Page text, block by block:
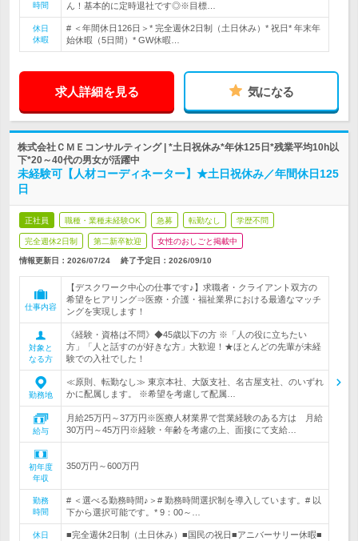
時間
ん！基本的に定時退社です◎※目標…
休日
休暇
# ＜年間休日126日＞* 完全週休2日制（土日休み）* 祝日* 年末年
始休暇（5日間）* GW休暇…
求人詳細を見る 気になる
株式会社ＣＭＥコンサルティング | *土日祝休み*年休125日*残業平均10h以
下*20～40代の男女が活躍中
未経験可【人材コーディネーター】★土日祝休み／年間休日125
日
正社員 職種・業種未経験OK 急募 転勤なし 学歴不問
完全週休2日制 第二新卒歓迎 女性のおしごと掲載中
情報更新日：2026/07/24 終了予定日： 2026/09/10
仕事内容
【デスクワーク中心の仕事です♪】求職者・クライアント双方の
希望をヒアリング⇒医療・介護・福祉業界における最適なマッチ
ングを実現します！
対象と
なる方
《経験・資格は不問》◆45歳以下の方 ※「人の役に立ちたい
方」「人と話すのが好きな方」大歓迎！★ほとんどの先輩が未経
験での入社でした！
勤務地
≪原則、転勤なし≫ 東京本社、大阪支社、名古屋支社、のいずれ
かに配属します。 ※希望を考慮して配属…
給与
月給25万円～37万円※医療人材業界で営業経験のある方は 月給
30万円～45万円※経験・年齢を考慮の上、面接にて支給…
初年度
年収
350万円～600万円
勤務
時間
# ＜選べる勤務時間♪＞# 勤務時間選択制を導入しています。# 以
下から選択可能です。* 9：00～…
休日
■完全週休2日制（土日休み）■国民の祝日■アニバーサリー休暇■